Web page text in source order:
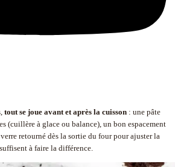
tout se joue avant et après la cuisson : une pâte
(cuillère à glace ou balance), un bon espacement
retourné dès la sortie du four pour ajuster la
à faire la différence.